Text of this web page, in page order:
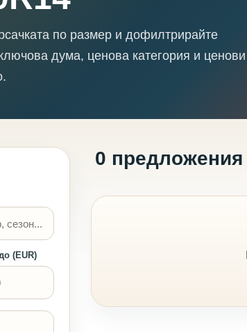
по размер и дофилтрирайте
дума, ценова категория и ценови
(EUR)
0 предложения